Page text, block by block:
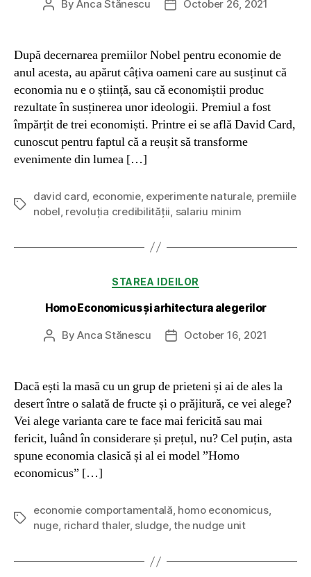
PostByAnca Stănescu
PostOctober 26, 2021
După decernarea premiilor Nobel pentru economie de
anul acesta, au apărut câțiva oameni care au susținut că
economia nu e o știință, sau că economiștii produc
rezultate în susținerea unor ideologii. Premiul a fost
împărțit de trei economiști. Printre ei se află David Card,
cunoscut pentru faptul că a reușit să transforme
evenimente din lumea […]
Tags
david card economie, experimente naturale, premiile
nobel revoluția credibilității salariu minim
Categories
STAREA IDEILOR
Homo Economicus și arhitectura alegerilor
PostByAnca Stănescu
PostOctober 16, 2021
Dacă ești la masă cu un grup de prieteni și ai de ales la
desert între o salată de fructe și o prăjitură, ce vei alege?
Vei alege varianta care te face mai fericită sau mai
fericit, luând în considerare și prețul, nu? Cel puțin, asta
spune economia clasică și al ei model ”Homo
economicus” […]
Tags
economie comportamentală, homo economicus,
nuge, richard thaler, sludge,the nudge unit